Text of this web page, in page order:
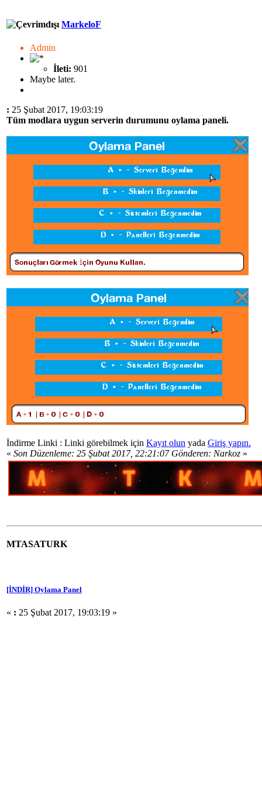
MarkeloF
Admin
İleti: 901
Maybe later.
: 25 Şubat 2017, 19:03:19
Tüm modlara uygun serverin durumunu oylama paneli.
İndirme Linki : Linki görebilmek için Kayıt olun yada Giriş yapın.
« Son Düzenleme: 25 Şubat 2017, 22:21:07 Gönderen: Narkoz »
MTASATURK
[İNDİR] Oylama Panel
« : 25 Şubat 2017, 19:03:19 »